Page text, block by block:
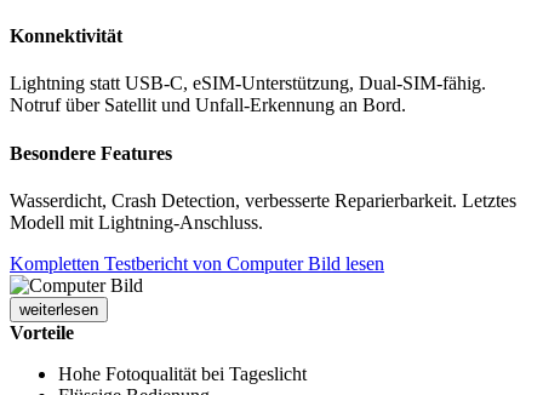
Konnektivität
Lightning statt USB-C, eSIM-Unterstützung, Dual-SIM-fähig.
Notruf über Satellit und Unfall-Erkennung an Bord.
Besondere Features
Wasserdicht, Crash Detection, verbesserte Reparierbarkeit. Letztes
Modell mit Lightning-Anschluss.
Kompletten Testbericht von Computer Bild lesen
weiterlesen
Vorteile
Hohe Fotoqualität bei Tageslicht